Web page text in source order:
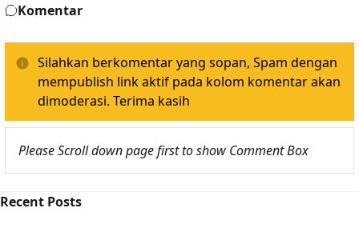
Komentar
Silahkan berkomentar yang sopan, Spam dengan
mempublish link aktif pada kolom komentar akan
dimoderasi. Terima kasih
Please Scroll down page first to show Comment Box
Recent Posts